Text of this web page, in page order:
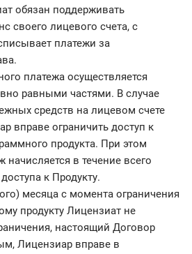
обязан поддерживать
своего лицевого счета, с
платежи за
платежа осуществляется
равными частями. В случае
средств на лицевом счете
вправе ограничить доступ к
продукта. При этом
в течение всего
к Продукту.
месяца с момента ограничения
продукту Лицензиат не
настоящий Договор
Лицензиар вправе в